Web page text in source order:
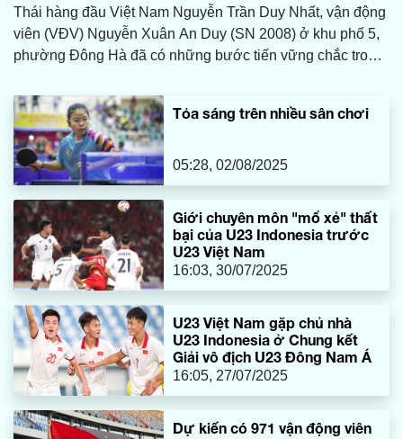
Thái hàng đầu Việt Nam Nguyễn Trần Duy Nhất, vận động
viên (VĐV) Nguyễn Xuân An Duy (SN 2008) ở khu phố 5,
phường Đông Hà đã có những bước tiến vững chắc trong
(HCV) ở hạng cân 52kg tại giải Cúp các Câu lạc bộ (CLB)
võ thuật tổng hợp toàn quốc 2025.Tỏa sáng trên nhiều sân chơi
05:28, 02/08/2025
Giới chuyên môn "mổ xẻ" thất
bại của U23 Indonesia trước
U23 Việt Nam
16:03, 30/07/2025
U23 Việt Nam gặp chủ nhà
U23 Indonesia ở Chung kết
Giải vô địch U23 Đông Nam Á
16:05, 27/07/2025
Dự kiến có 971 vận động viên